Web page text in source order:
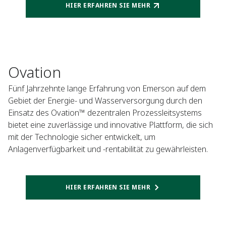
HIER ERFAHREN SIE MEHR
Ovation
Fünf Jahrzehnte lange Erfahrung von Emerson auf dem
Gebiet der Energie- und Wasserversorgung durch den
Einsatz des Ovation™ dezentralen Prozessleitsystems
bietet eine zuverlässige und innovative Plattform, die sich
mit der Technologie sicher entwickelt, um
Anlagenverfügbarkeit und -rentabilität zu gewährleisten.​​​​
HIER ERFAHREN SIE MEHR